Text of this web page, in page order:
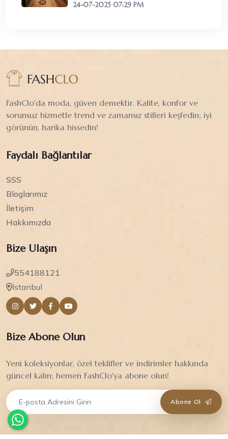
24-07-2025 07:29 PM
FashClo'da moda, güven demektir. Kalite, konfor ve
sorunsuz hizmetle trend ve zamansız stilleri keşfedin; iyi
görünün, harika hissedin!
Faydalı Bağlantılar
SSS
Bloglarımız
İletişim
Hakkımızda
Bize Ulaşın
554188121
İstanbul
Bize Abone Olun
Yeni koleksiyonlar, özel teklifler ve indirimler hakkında
güncel kalın; hemen FashClo'ya abone olun!
Abone Ol